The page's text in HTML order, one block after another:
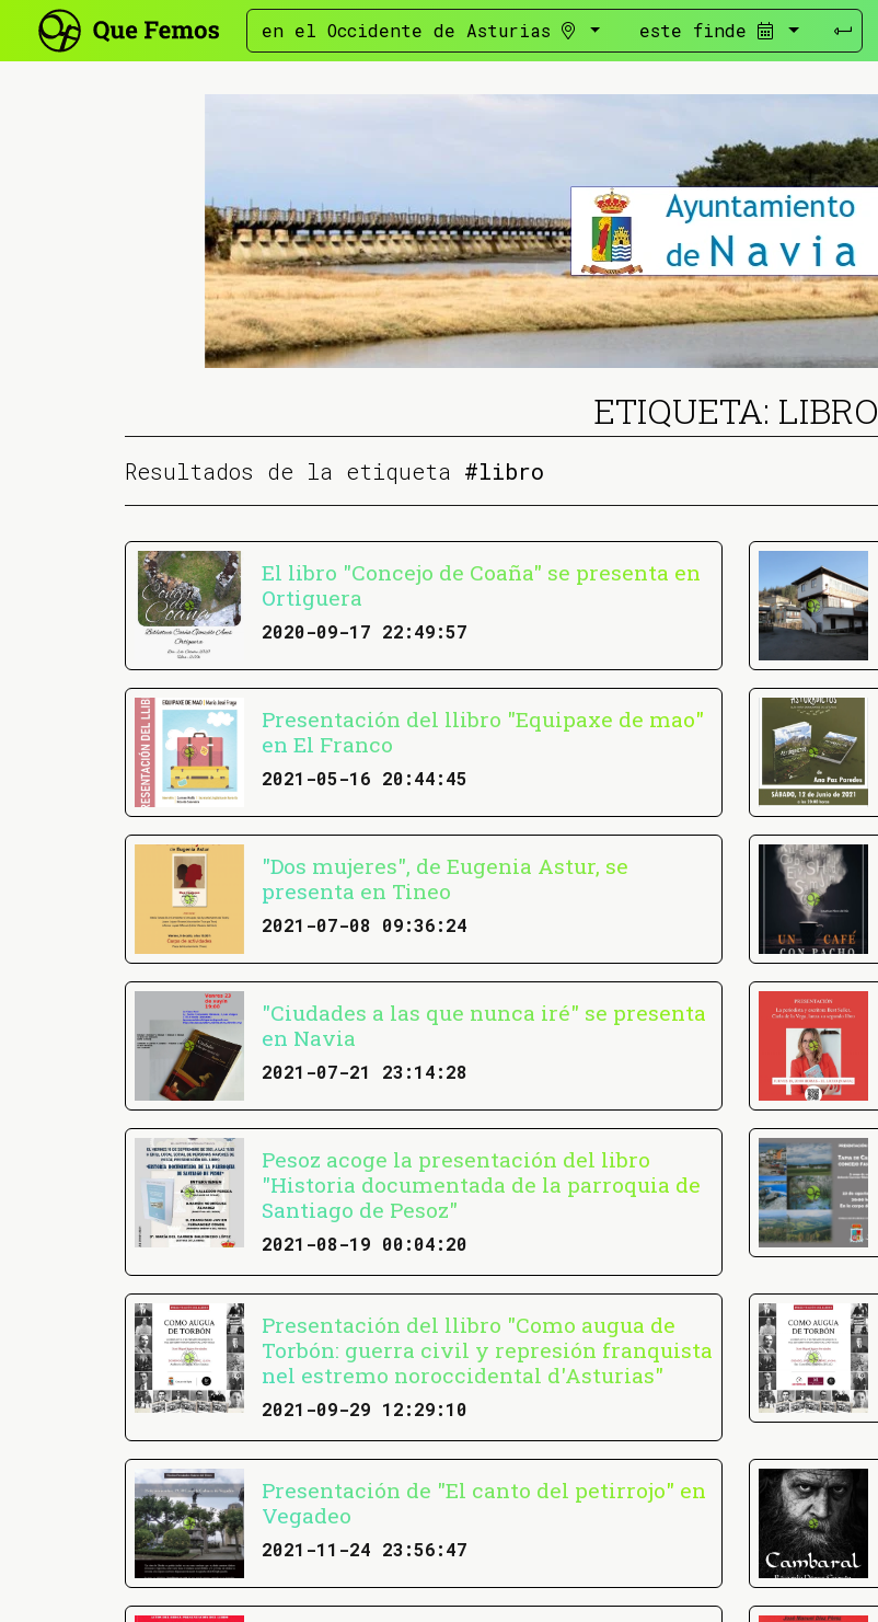
en el Occidente de Asturias este finde
ETIQUETA: LIBRO
Resultados de la etiqueta #libro
El libro "Concejo de Coaña" se presenta en
Ortiguera
2020-09-17 22:49:57
Presentación del llibro "Equipaxe de mao"
en El Franco
2021-05-16 20:44:45
"Dos mujeres", de Eugenia Astur, se
presenta en Tineo
2021-07-08 09:36:24
"Ciudades a las que nunca iré" se presenta
en Navia
2021-07-21 23:14:28
Pesoz acoge la presentación del libro
"Historia documentada de la parroquia de
Santiago de Pesoz"
2021-08-19 00:04:20
Presentación del llibro "Como augua de
Torbón: guerra civil y represión franquista
nel estremo noroccidental d'Asturias"
2021-09-29 12:29:10
Presentación de "El canto del petirrojo" en
Vegadeo
2021-11-24 23:56:47